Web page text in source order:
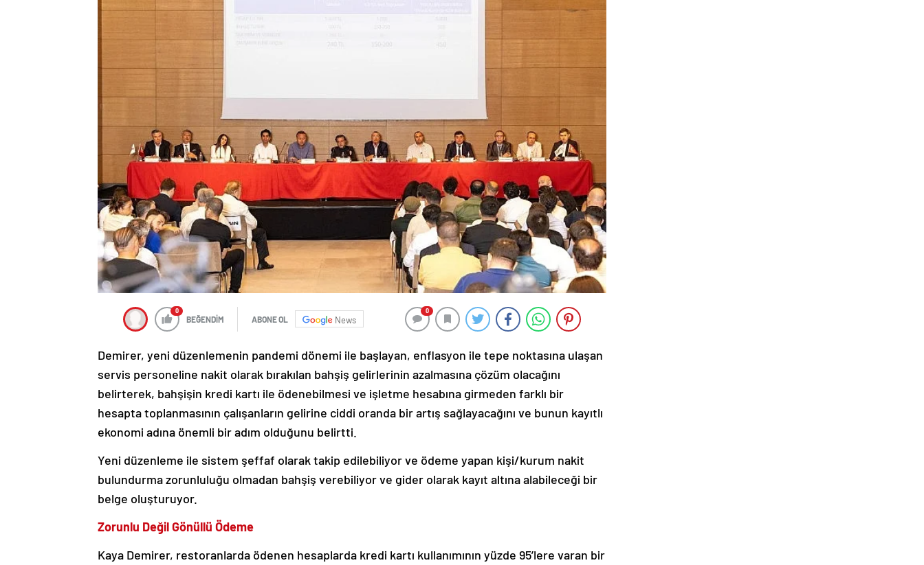
0
BEĞENDİM ABONE OL News
0
Demirer, yeni düzenlemenin pandemi dönemi ile başlayan, enflasyon ile tepe noktasına ulaşan
servis personeline nakit olarak bırakılan bahşiş gelirlerinin azalmasına çözüm olacağını
belirterek, bahşişin kredi kartı ile ödenebilmesi ve işletme hesabına girmeden farklı bir
hesapta toplanmasının çalışanların gelirine ciddi oranda bir artış sağlayacağını ve bunun kayıtlı
ekonomi adına önemli bir adım olduğunu belirtti.
Yeni düzenleme ile sistem şeffaf olarak takip edilebiliyor ve ödeme yapan kişi/kurum nakit
bulundurma zorunluluğu olmadan bahşiş verebiliyor ve gider olarak kayıt altına alabileceği bir
belge oluşturuyor.
Zorunlu Değil Gönüllü Ödeme
Kaya Demirer, restoranlarda ödenen hesaplarda kredi kartı kullanımının yüzde 95’lere varan bir